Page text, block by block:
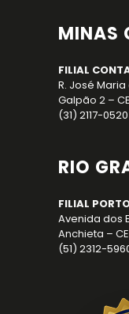
MINAS
FILIAL
R. José Maria
Galpão 2 –
(31) 2117-0520
RIO
FILIAL
Avenida dos
Anchieta –
(51) 2312-